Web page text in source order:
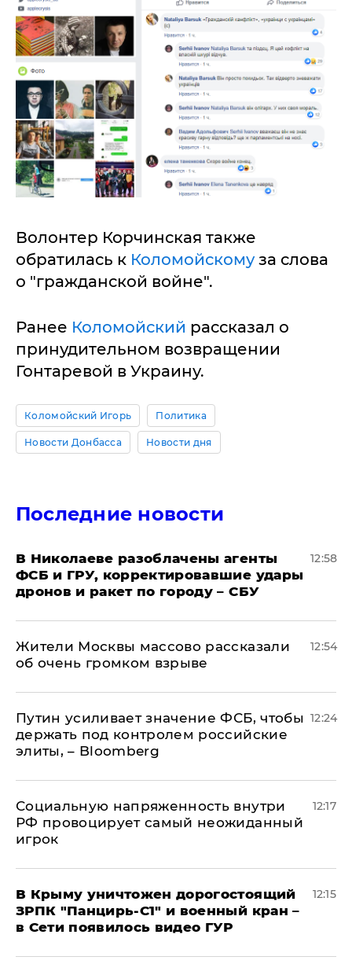
Волонтер Корчинская также
обратилась к Коломойскомуза слова
о "гражданской войне".
Ранее Коломойский рассказал о
принудительном возвращении
Гонтаревой в Украину.
Коломойский Игорь Политика
Новости Донбасса Новости дня
Последние новости
В Николаеве разоблачены агенты
ФСБ и ГРУ, корректировавшие удары
дронов и ракет по городу – СБУ
12:58
Жители Москвы массово рассказали
об очень громком взрыве
12:54
Путин усиливает значение ФСБ, чтобы
держать под контролем российские
элиты, – Bloomberg
12:24
Социальную напряженность внутри
РФ провоцирует самый неожиданный
игрок
12:17
В Крыму уничтожен дорогостоящий
ЗРПК "Панцирь-С1" и военный кран –
в Сети появилось видео ГУР
12:15